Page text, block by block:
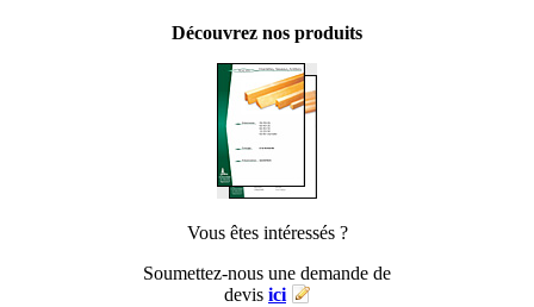
Découvrez nos produits
Vous êtes intéressés ?
Soumettez-nous une demande de
devis ici